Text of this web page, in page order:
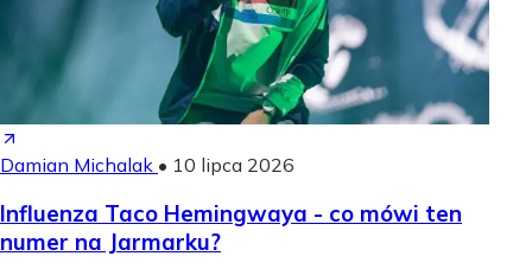
Damian Michalak • 10 lipca 2026
Influenza Taco Hemingwaya - co mówi ten
numer na Jarmarku?